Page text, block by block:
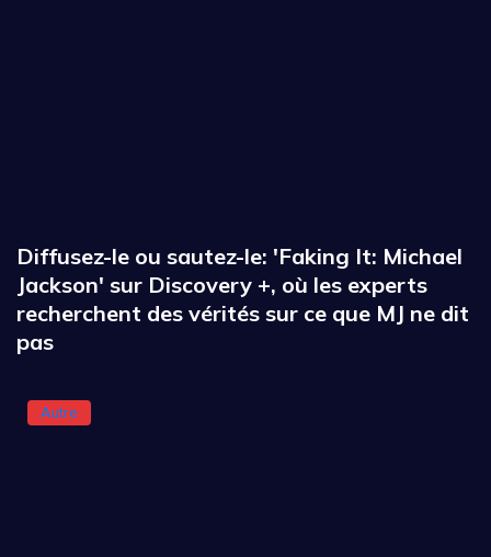
Diffusez-le ou sautez-le: 'Faking It: Michael
Jackson' sur Discovery +, où les experts
recherchent des vérités sur ce que MJ ne dit
pas
Autre